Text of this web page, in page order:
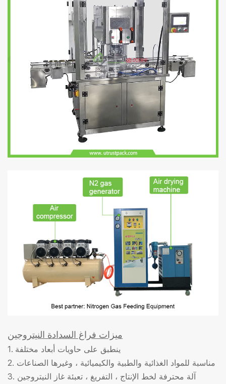
ميزات فراغ السدادة النيتروجين
1. ينطبق على حاويات أبعاد مختلفة
2. مناسبة للمواد الغذائية والطبية والكيميائية ، وغيرها الصناعات
3. آلة محترفة لخط الإنتاج ، التفريغ ، تعبئة غاز النيتروجين